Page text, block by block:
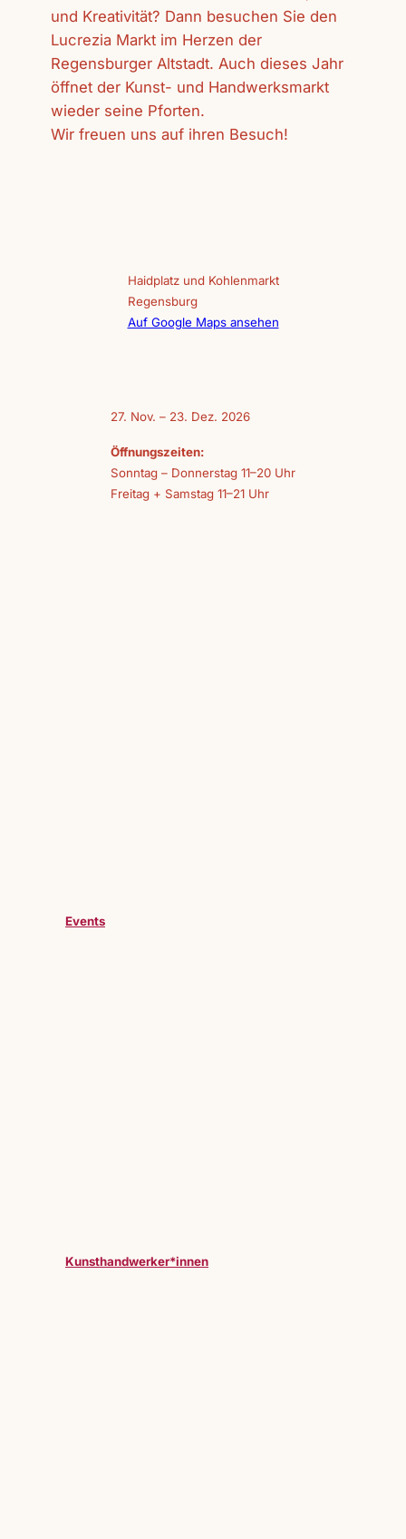
und Kreativität? Dann besuchen Sie den
Lucrezia Markt im Herzen der
Regensburger Altstadt. Auch dieses Jahr
öffnet der Kunst- und Handwerksmarkt
wieder seine Pforten.
Wir freuen uns auf ihren Besuch!
Haidplatz und Kohlenmarkt
Regensburg
Auf Google Maps ansehen
27. Nov. – 23. Dez. 2026
Öffnungszeiten:
Sonntag – Donnerstag 11–20 Uhr
Freitag + Samstag 11–21 Uhr
Events
Kunsthandwerker*innen